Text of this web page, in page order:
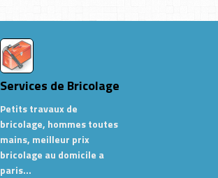
Services de Bricolage
Petits travaux de
bricolage, hommes toutes
mains, meilleur prix
bricolage au domicile a
paris…